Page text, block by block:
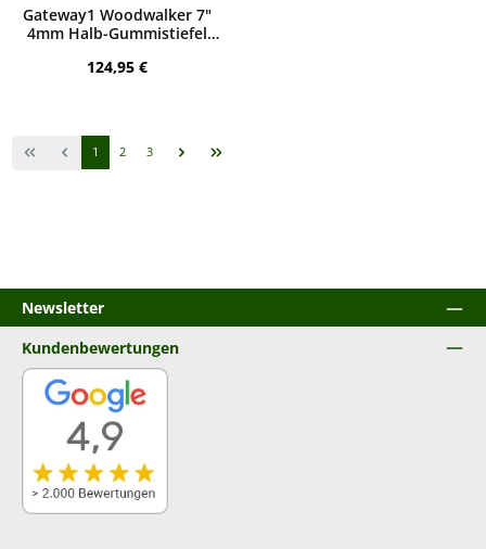
Gateway1 Woodwalker 7"
4mm Halb-Gummistiefel
Regulärer Preis:
124,95 €
Seite
1 Seite
2 Seite
3
Newsletter
Kundenbewertungen